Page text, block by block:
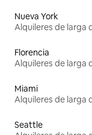
Nueva York
Alquileres de larga
Florencia
Alquileres de larga
Miami
Alquileres de larga
Seattle